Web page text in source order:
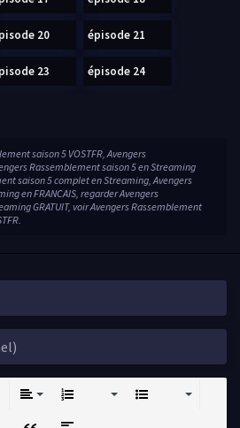
20 épisode 21
23 épisode 24
saison 5 VOSTFR, Avengers
Rassemblement saison 5 en Streaming
saison 5 complet en Streaming, Avengers
en FRANCAIS, regarder Avengers
GRATUIT, voir Avengers Rassemblement